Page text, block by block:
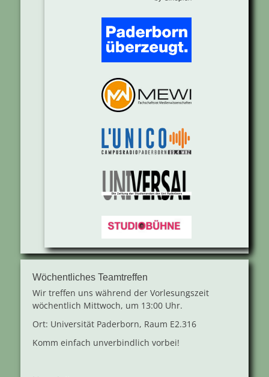
Wöchentliches Teamtreffen
Wir treffen uns während der Vorlesungszeit
wöchentlich Mittwoch, um 13:00 Uhr.
Ort: Universität Paderborn, Raum E2.316
Komm einfach unverbindlich vorbei!